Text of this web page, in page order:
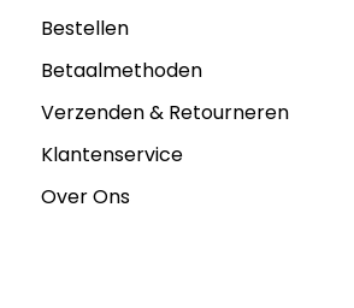
Bestellen
Betaalmethoden
Verzenden & Retourneren
Klantenservice
Over Ons